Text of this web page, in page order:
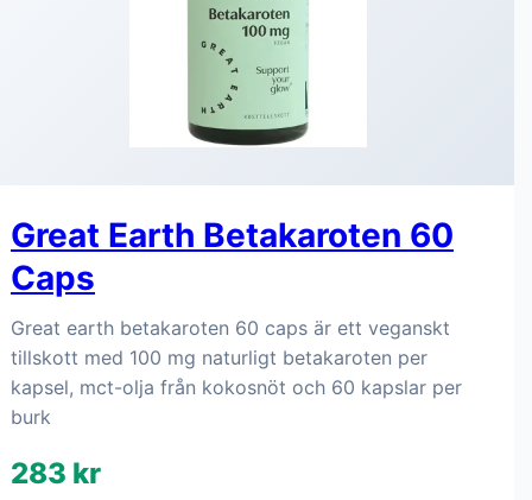
Great Earth Betakaroten 60
Caps
Great earth betakaroten 60 caps är ett veganskt
tillskott med 100 mg naturligt betakaroten per
kapsel, mct-olja från kokosnöt och 60 kapslar per
burk
283 kr